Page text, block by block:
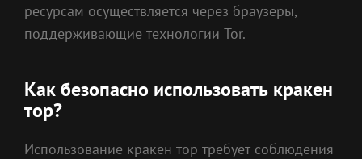
ресурсам осуществляется через браузеры,
поддерживающие технологии Tor.
Как безопасно использовать кракен
тор?
Использование кракен тор требует соблюдения